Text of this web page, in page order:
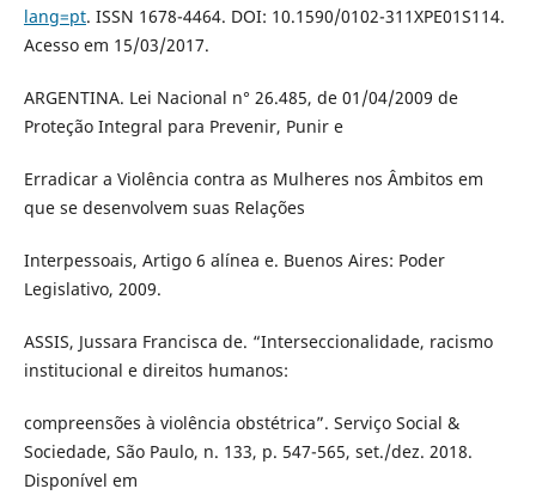
lang=pt. ISSN 1678-4464. DOI: 10.1590/0102-311XPE01S114.
Acesso em 15/03/2017.
ARGENTINA. Lei Nacional n° 26.485, de 01/04/2009 de
Proteção Integral para Prevenir, Punir e
Erradicar a Violência contra as Mulheres nos Âmbitos em
que se desenvolvem suas Relações
Interpessoais, Artigo 6 alínea e. Buenos Aires: Poder
Legislativo, 2009.
ASSIS, Jussara Francisca de. “Interseccionalidade, racismo
institucional e direitos humanos:
compreensões à violência obstétrica”. Serviço Social &
Sociedade, São Paulo, n. 133, p. 547-565, set./dez. 2018.
Disponível em